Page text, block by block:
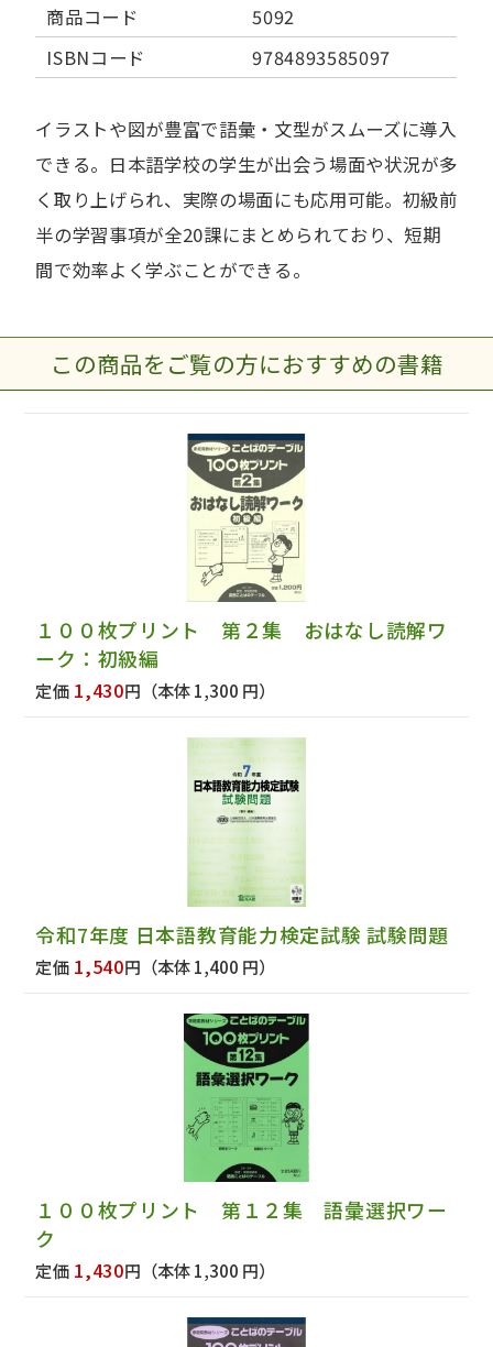
商品コード
5092
ISBNコード
9784893585097
イラストや図が豊富で語彙・文型がスムーズに導入
できる。日本語学校の学生が出会う場面や状況が多
く取り上げられ、実際の場面にも応用可能。初級前
半の学習事項が全20課にまとめられており、短期
間で効率よく学ぶことができる。
この商品をご覧の方におすすめの書籍
１００枚プリント 第２集 おはなし読解ワ
ーク：初級編
定価 1,430円 （本体 1,300 円）
令和7年度 日本語教育能力検定試験 試験問題
定価 1,540円 （本体 1,400 円）
１００枚プリント 第１２集 語彙選択ワー
ク
定価 1,430円 （本体 1,300 円）